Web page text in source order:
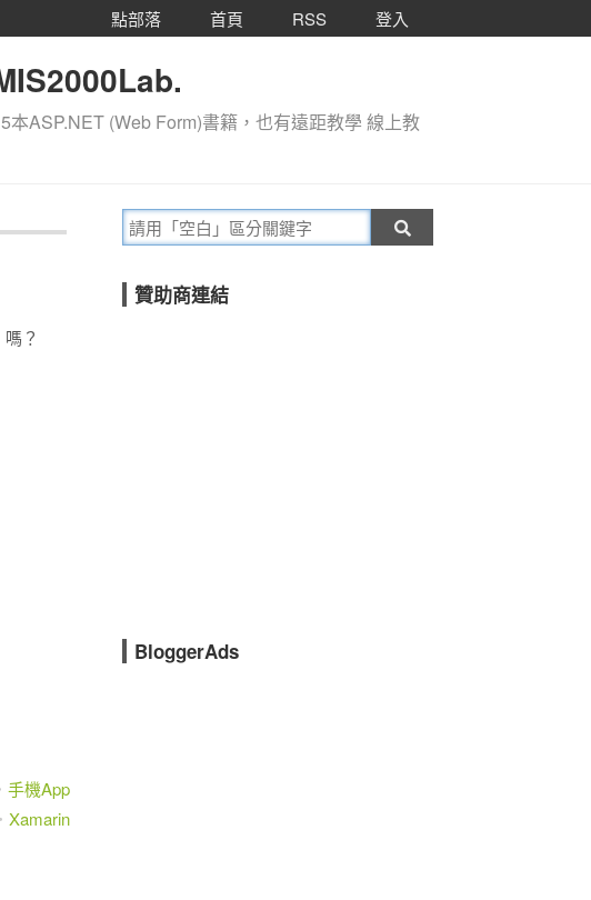
點部落 首頁 RSS 登入
ASP.NET (Web Form)書籍，也有遠距教學 線上教
？
手機App
Xamarin
贊助商連結
BloggerAds